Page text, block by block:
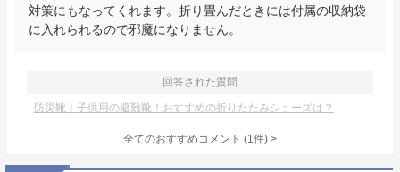
対策にもなってくれます。折り畳んだときには付属の収納袋
に入れられるので邪魔になりません。
回答された質問
防災靴｜子供用の避難靴！おすすめの折りたたみシューズは？
全てのおすすめコメント (1件) >